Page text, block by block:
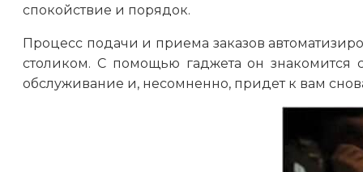
спокойствие и порядок.
Процесс подачи и приема заказов
столиком. С помощью гаджета он знакомится
обслуживание и, несомненно, придет к вам